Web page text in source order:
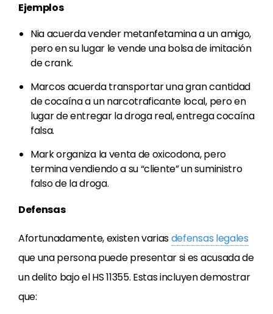
Ejemplos
Nia acuerda vender metanfetamina a un amigo,
pero en su lugar le vende una bolsa de imitación
de crank.
Marcos acuerda transportar una gran cantidad
de cocaína a un narcotraficante local, pero en
lugar de entregar la droga real, entrega cocaína
falsa.
Mark organiza la venta de oxicodona, pero
termina vendiendo a su “cliente” un suministro
falso de la droga.
Defensas
Afortunadamente, existen variasdefensas legales
que una persona puede presentar si es acusada de
un delito bajo el HS 11355. Estas incluyen demostrar
que: